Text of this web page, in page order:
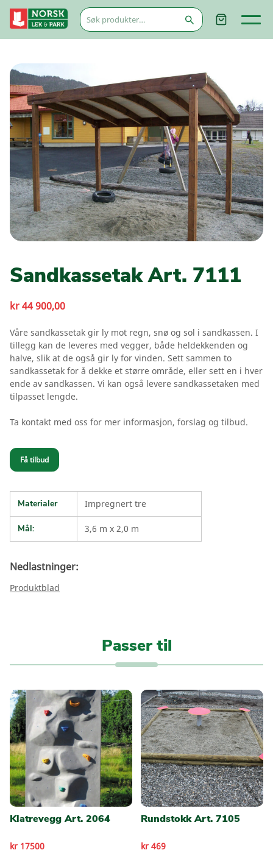
Søk
etter:
Sandkassetak Art. 7111
kr44 900,00
Våre sandkassetak gir ly mot regn, snø og sol i sandkassen. I
tillegg kan de leveres med vegger, både heldekkenden og
halve, slik at de også gir ly for vinden. Sett sammen to
sandkassetak for å dekke et større område, eller sett en i hver
ende av sandkassen. Vi kan også levere sandkassetaken med
tilpasset lengde.
Ta kontakt med oss for mer informasjon, forslag og tilbud.
Få tilbud
Materialer Impregnert tre
Mål: 3,6 m x 2,0 m
Nedlastninger:
Produktblad
Passer til
Klatrevegg Art. 2064
kr 17500
Rundstokk Art. 7105
kr 469